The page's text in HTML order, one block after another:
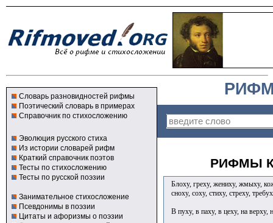
Словарь разновидностей рифмы
Поэтический словарь в примерах
Справочник по стихосложению
Эволюция русского стиха
Из истории словарей рифм
Краткий справочник поэтов
Тесты по стихосложению
Тесты по русской поэзии
Занимательное стихосложение
Псевдонимы в поэзии
Цитаты и афоризмы о поэзии
РИФМЫ
Блоху, греху, жениху, жмыху,
сноху, соху, стиху, стреху,
В пуху, в паху, в цеху, на верху,